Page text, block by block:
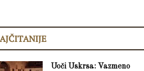
Uoči Uskrsa: Vazmeno